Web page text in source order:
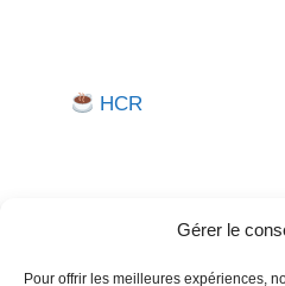
Gérer le
Pour offrir les meilleures expériences,
HCR